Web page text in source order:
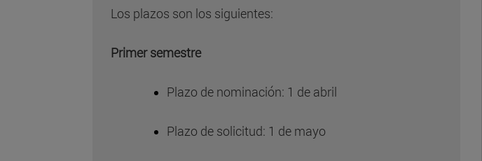
Los plazos son los siguientes:
Primer semestre
Plazo de nominación: 1 de abril
Plazo de solicitud: 1 de mayo